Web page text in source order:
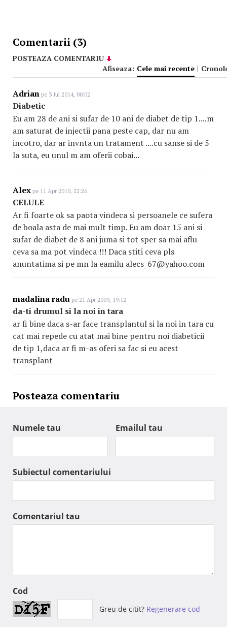
Comentarii (3)
POSTEAZA COMENTARIU
Afiseaza: Cele mai recente |
Adrian pe 3 Iul 2014, 00:02
Diabetic
Eu am 28 de ani si sufar de 10 ani de diabet de tip 1....m
am saturat de injectii pana peste cap, dar nu am
incotro, dar ar invnta un tratament ....cu sanse si de 5
la suta, eu unul m am oferii cobai...
Alex pe 11 Apr 2010, 22:26
CELULE
Ar fi foarte ok sa paota vindeca si persoanele ce sufera
de boala asta de mai mult timp. Eu am doar 15 ani si
sufar de diabet de 8 ani juma si tot sper sa mai aflu
ceva sa ma pot vindeca !!! Daca stiti ceva pls
anuntatima si pe mn la eamilu alecs_67@yahoo.com
madalina radu pe 21 Apr 2009, 19:12
da-ti drumul si la noi in tara
ar fi bine daca s-ar face transplantul si la noi in tara cu
cat mai repede cu atat mai bine pentru noi diabeticii
de tip 1,daca ar fi m-as oferi sa fac si eu acest
transplant
Posteaza comentariu
Numele tau Emailul tau
Subiectul comentariului
Comentariul tau
Cod
Greu de citit? Regenerare cod